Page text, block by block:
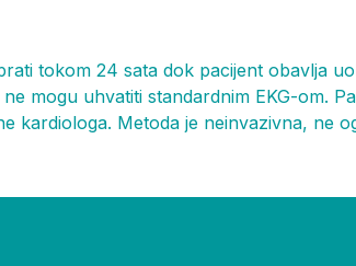
tokom 24 sata dok pacijent obavlja
mogu uhvatiti standardnim EKG-om.
kardiologa. Metoda je neinvazivna, ne